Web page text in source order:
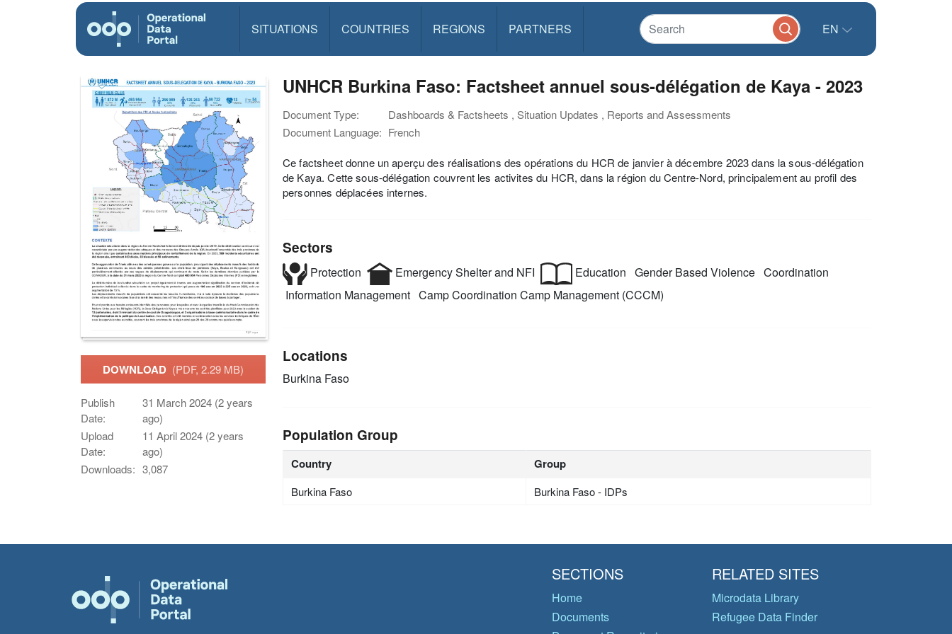
SITUATIONS COUNTRIES REGIONS PARTNERS EN
DOWNLOAD (PDF, 2.29 MB)
Publish
Date:
31 March 2024 (2 years
ago)
Upload
Date:
11 April 2024 (2 years
ago)
Downloads: 3,087
UNHCR Burkina Faso: Factsheet annuel sous-délégation de Kaya - 2023
Document Type:
Dashboards & Factsheets , Situation Updates , Reports and Assessments
Document Language: French
Ce factsheet donne un aperçu des réalisations des opérations du HCR de janvier à décembre 2023 dans la sous-délégation
de Kaya. Cette sous-délégation couvrent les activites du HCR, dans la région du Centre-Nord, principalement au profil des
personnes déplacées internes.
Sectors
Protection Emergency Shelter and NFI Education Gender Based Violence Coordination
Information Management Camp Coordination Camp Management (CCCM)
Locations
Burkina Faso
Population Group
Country Group
Burkina Faso Burkina Faso - IDPs
SECTIONS
Home
Documents
RELATED SITES
Microdata Library
Refugee Data Finder